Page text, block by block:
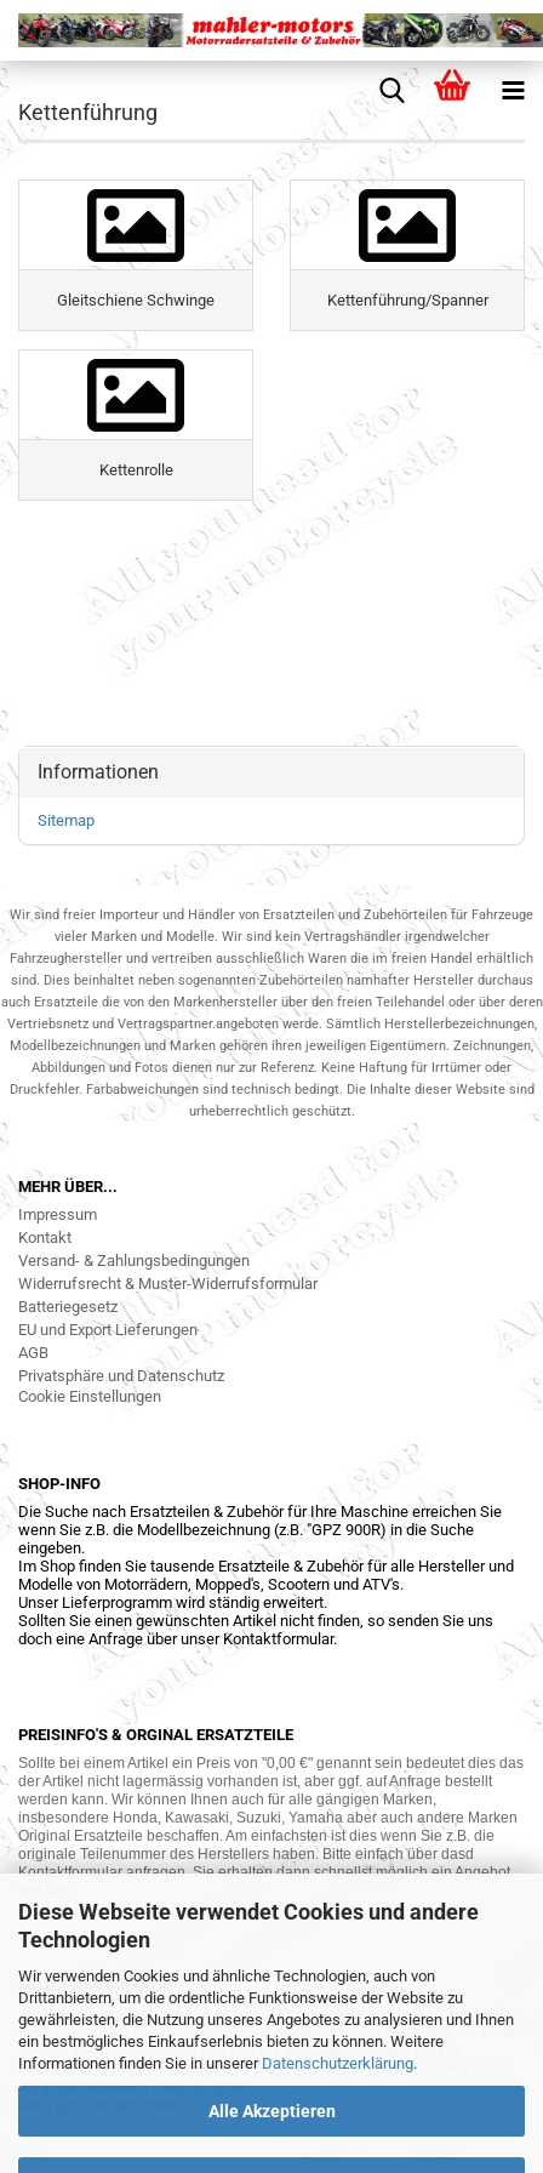
Diese Webseite verwendet Cookies und andere
Technologien
Wir verwenden Cookies und ähnliche Technologien, auch von
Drittanbietern, um die ordentliche Funktionsweise der Website zu
gewährleisten, die Nutzung unseres Angebotes zu analysieren und Ihnen
ein bestmögliches Einkaufserlebnis bieten zu können. Weitere
Informationen finden Sie in unserer Datenschutzerklärung.
Alle Akzeptieren
Kettenführung
Gleitschiene Schwinge Kettenführung/Spanner
Kettenrolle
Informationen
Sitemap
Wir sind freier Importeur und Händler von Ersatzteilen und Zubehörteilen für Fahrzeuge
vieler Marken und Modelle. Wir sind kein Vertragshändler irgendwelcher
Fahrzeughersteller und vertreiben ausschließlich Waren die im freien Handel erhältlich
sind. Dies beinhaltet neben sogenannten Zubehörteilen namhafter Hersteller durchaus
auch Ersatzteile die von den Markenhersteller über den freien Teilehandel oder über deren
Vertriebsnetz und Vertragspartner.angeboten werde. Sämtlich Herstellerbezeichnungen,
Modellbezeichnungen und Marken gehören ihren jeweiligen Eigentümern. Zeichnungen,
Abbildungen und Fotos dienen nur zur Referenz. Keine Haftung für Irrtümer oder
Druckfehler. Farbabweichungen sind technisch bedingt. Die Inhalte dieser Website sind
urheberrechtlich geschützt.
MEHR ÜBER...
Impressum
Kontakt
Versand- & Zahlungsbedingungen
Widerrufsrecht & Muster-Widerrufsformular
Batteriegesetz
EU und Export Lieferungen
AGB
Privatsphäre und Datenschutz
Cookie Einstellungen
SHOP-INFO
Die Suche nach Ersatzteilen & Zubehör für Ihre Maschine erreichen Sie
wenn Sie z.B. die Modellbezeichnung (z.B. "GPZ 900R) in die Suche
eingeben.
Im Shop finden Sie tausende Ersatzteile & Zubehör für alle Hersteller und
Modelle von Motorrädern, Mopped's, Scootern und ATV's.
Unser Lieferprogramm wird ständig erweitert.
Sollten Sie einen gewünschten Artikel nicht finden, so senden Sie uns
doch eine Anfrage über unser Kontaktformular.
PREISINFO'S & ORGINAL ERSATZTEILE
Sollte bei einem Artikel ein Preis von "0,00 €" genannt sein bedeutet dies das
der Artikel nicht lagermässig vorhanden ist, aber ggf. auf Anfrage bestellt
werden kann. Wir können Ihnen auch für alle gängigen Marken,
insbesondere Honda, Kawasaki, Suzuki, Yamaha aber auch andere Marken
Original Ersatzteile beschaffen. Am einfachsten ist dies wenn Sie z.B. die
originale Teilenummer des Herstellers haben. Bitte einfach über dasd
Kontaktformular anfragen. Sie erhalten dann schnellst möglich ein Angebot
MOTORRAD-ANKAUF
Sie möchte Ihr altes Motorrad oder Ihre Motorradteile verkaufen ? Wir kaufen
auch gebrauchte Motorräder und Ersatzteilträger sowie Ersatzteile an. Bieten
Sie uns doch unverbindlich das was Sie verkaufen möchten an. Wir
bemühen uns dann eine sowohl für Sie als auch für uns akzeptable Lösung
mit angemessenem Preis zu finden.